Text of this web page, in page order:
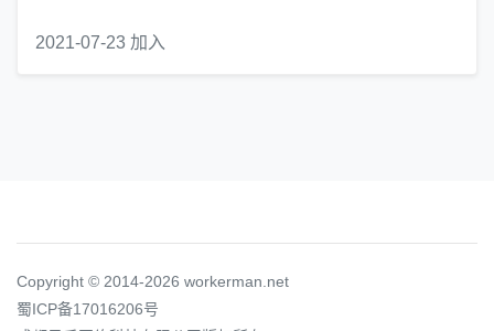
2021-07-23 加入
Copyright © 2014-2026 workerman.net
蜀ICP备17016206号